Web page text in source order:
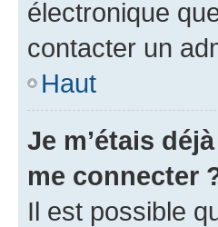
électronique
contacter un
Haut
Je m’étais
me connecter
Il est possible